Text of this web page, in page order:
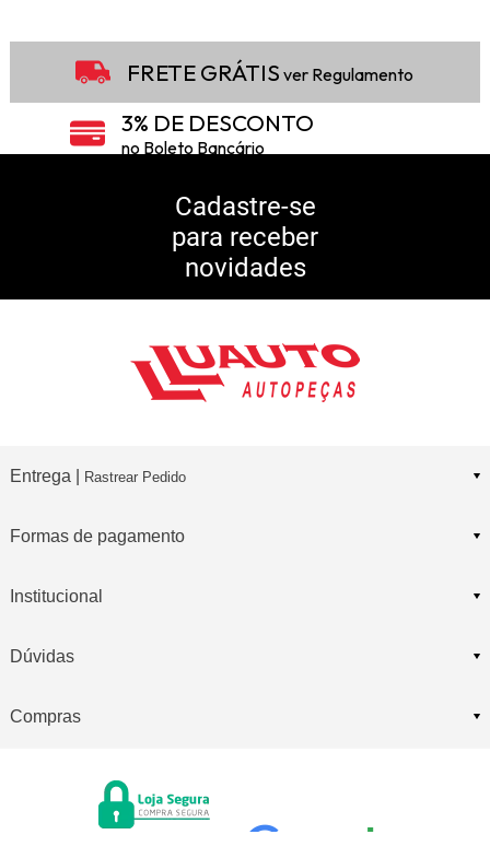
FRETE GRÁTIS ver Regulamento
3% DE DESCONTO
no Boleto Bancário
5% DE DESCONTO
10% DE CASHBACK
Consulte Regulamento
Cadastre-se
para receber
novidades
Entrega | Rastrear Pedido
Formas de pagamento
Institucional
Dúvidas
Compras